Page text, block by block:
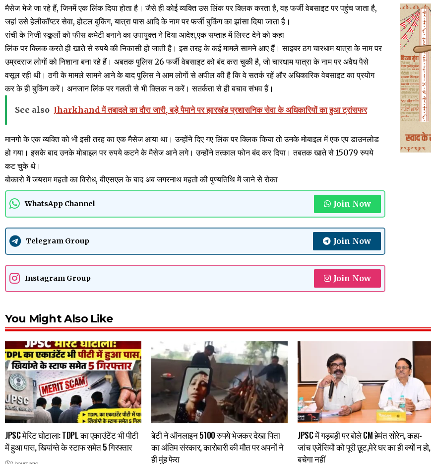
मैसेज भेजे जा रहे हैं, जिनमें एक लिंक दिया होता है। जैसे ही कोई व्यक्ति उस लिंक पर क्लिक करता है, वह फर्जी वेबसाइट पर पहुंच जाता है,
जहां उसे हेलीकॉप्टर सेवा, होटल बुकिंग, यात्रा पास आदि के नाम पर फर्जी बुकिंग का झांसा दिया जाता है।
रांची के निजी स्कूलों को फीस कमेटी बनाने का उपायुक्त ने दिया आदेश,एक सप्ताह में लिस्ट देने को कहा
लिंक पर क्लिक करते ही खाते से रुपये की निकासी हो जाती है। इस तरह के कई मामले सामने आए हैं। साइबर ठग चारधाम यात्रा के नाम पर
उम्रदराज लोगों को निशाना बना रहे हैं। अबतक पुलिस 26 फर्जी वेबसाइट को बंद करा चुकी है, जो चारधाम यात्रा के नाम पर अवैध पैसे
वसूल रही थी। ठगी के मामले सामने आने के बाद पुलिस ने आम लोगों से अपील की है कि वे सतर्क रहें और अधिकारिक वेबसाइट का प्रयोग
कर के ही बुकिंग करें। अनजान लिंक पर गलती से भी क्लिक न करें। सतर्कता से ही बचाव संभव हैं।
See also Jharkhand में तबादले का दौरा जारी, बड़े पैमाने पर झारखंड प्रशासनिक सेवा के अधिकारियों का हुआ ट्रांसफर
मानगो के एक व्यक्ति को भी इसी तरह का एक मैसेज आया था। उन्होंने दिए गए लिंक पर क्लिक किया तो उनके मोबाइल में एक एप डाउनलोड
हो गया। इसके बाद उनके मोबाइल पर रुपये कटने के मैसेज आने लगे। उन्होंने तत्काल फोन बंद कर दिया। तबतक खाते से 15079 रुपये
कट चुके थे।
बोकारो में जयराम महतो का विरोध, बीएसएल के बाद अब जगरनाथ महतो की पुण्यतिथि में जाने से रोका
WhatsApp Channel Join Now
Telegram Group Join Now
Instagram Group Join Now
You Might Also Like
JPSC मेरिट घोटाला: TDPL का एकाउंटेंट भी पीटी
में हुआ पास, खियांग्ते के स्टाफ समेत 5 गिरफ्तार
बेटी ने ऑनलाइन 5100 रुपये भेजकर देखा पिता
का अंतिम संस्कार, कारोबारी की मौत पर अपनों ने
ही मुंह फेरा
JPSC में गड़बड़ी पर बोले CM हेमंत सोरेन, कहा-
जांच एजेंसियों को पूरी छूट,मेरे घर का ही क्यों न हो,
बचेगा नहीं